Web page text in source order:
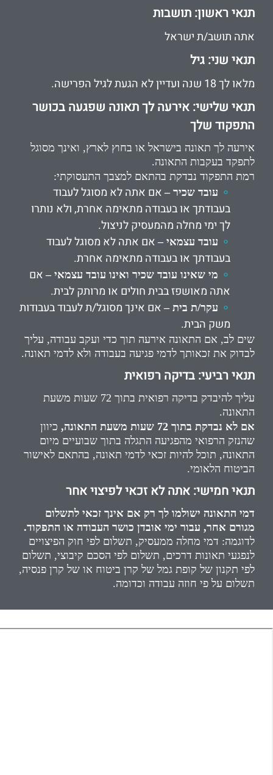
תנאי ראשון: תושבות
אתה תושב/ת ישראל
תנאי שני: גיל
מלאו לך 18 שנה ועדיין לא הגעת לגיל הפרישה.
תנאי שלישי: אירעה לך תאונה שפגעה בכושר
התפקוד שלך
אירעה לך תאונה בישראל או בחוץ לארץ, ואינך מסוגל
לתפקד בעקבות התאונה.
רמת התפקוד נבדקת בהתאם למצבך התעסוקתי:
עובד שכיר – אם אתה לא מסוגל לעבוד
בעבודתך או בעבודה מתאימה אחרת, ולא נותרו
לך ימי מחלה מהמעסיק לניצול.
עובד עצמאי – אם אתה לא מסוגל לעבוד
בעבודתך או בעבודה מתאימה אחרת.
מי שאינו עובד שכיר ואינו עובד עצמאי – אם
אתה מאושפז בבית חולים או מרותק לבית.
עקר/ת בית – אם אינך מסוגל/ת לעבוד בעבודות
משק הבית.
שים לב, אם התאונה אירעה תוך כדי ועקב עבודה, עליך
לבדוק את זכאותך לדמי פגיעה בעבודה ולא לדמי תאונה.
תנאי רביעי: בדיקה רפואית
עליך להיבדק בדיקה רפואית בתוך 72 שעות משעת
התאונה.
אם לא נבדקת בתוך 72 שעות
משעת התאונה, כיוון
שהנזק הרפואי מהפגיעה התגלה בתוך שבועיים מיום
התאונה, תוכל להיות זכאי לדמי תאונה, בהתאם לאישור
הביטוח הלאומי.
תנאי חמישי: אתה לא זכאי לפיצוי אחר
דמי התאונה ישולמו לך רק אם אינך זכאי לתשלום
מגורם אחר, עבור ימי אובדן כושר העבודה או התפקוד.
לדוגמה: דמי מחלה ממעסיק, תשלום לפי חוק הפיצויים
לנפגעי תאונות דרכים, תשלום לפי הסכם קיבוצי, תשלום
לפי תקנון של קופת גמל של קרן ביטוח או של קרן פנסיה,
תשלום על פי חוזה עבודה וכדומה.